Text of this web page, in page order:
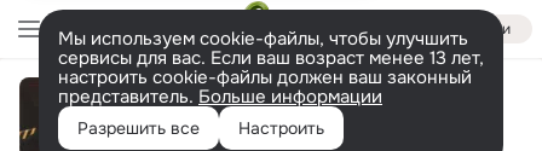
Войти
Мы используем cookie-файлы, чтобы улучшить
сервисы для вас. Если ваш возраст менее 13 лет,
настроить cookie-файлы должен ваш законный
представитель. Больше информации
Разрешить все Настроить
Пятаки